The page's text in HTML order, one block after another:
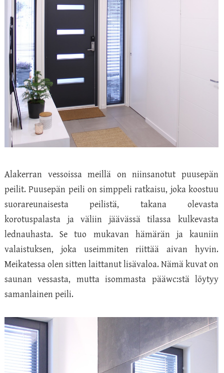
Alakerran vessoissa meillä on niinsanotut puusepän
peilit. Puusepän peili on simppeli ratkaisu, joka koostuu
suorareunaisesta peilistä, takana olevasta
korotuspalasta ja väliin jäävässä tilassa kulkevasta
lednauhasta. Se tuo mukavan hämärän ja kauniin
valaistuksen, joka useimmiten riittää aivan hyvin.
Meikatessa olen sitten laittanut lisävaloa. Nämä kuvat on
saunan vessasta, mutta isommasta pääwc:stä löytyy
samanlainen peili.